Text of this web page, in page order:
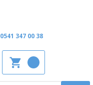
0541 347 00 38